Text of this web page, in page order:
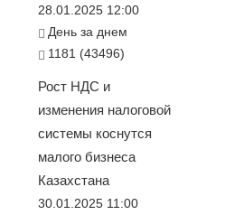
28.01.2025 12:00
День за днем
1181 (43496)
Рост НДС и
изменения налоговой
системы коснутся
малого бизнеса
Казахстана
30.01.2025 11:00